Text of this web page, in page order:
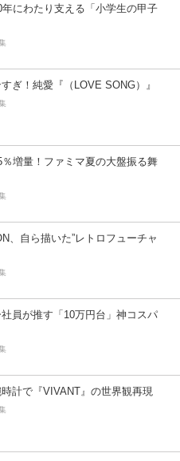
にわたり支える「小学生の甲子
ぎ！純愛『（LOVE SONG）』
増量！ファミマ夏の大盤振る舞
、自ら描いた”レトロフューチャ
社員が推す「10万円台」神コスパ
時計で『VIVANT』の世界観再現